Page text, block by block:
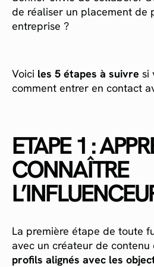
de réaliser un placement de
entreprise ?
Voici les 5 étapes à suivre si
comment entrer en contact
ETAPE 1 :
CONNAÎTRE
La première étape de toute
avec un créateur de contenu
profils alignés avec les